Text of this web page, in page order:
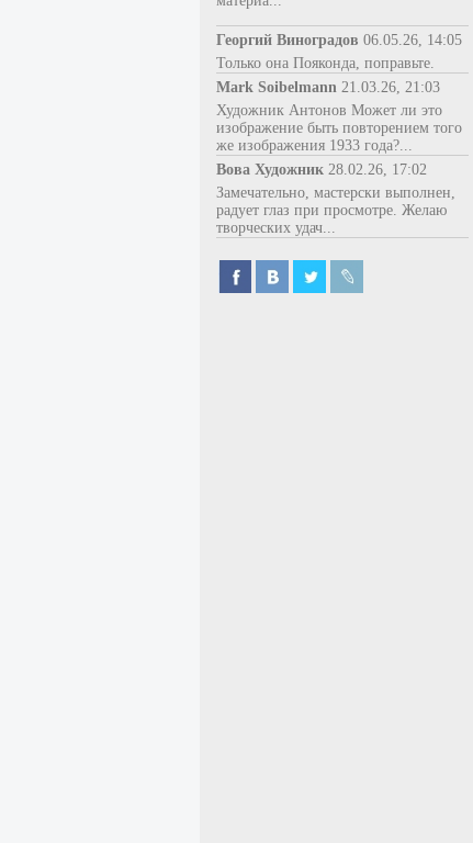
Георгий Виноградов 06.05.26, 14:05
Только она Пояконда, поправьте.
Mark Soibelmann 21.03.26, 21:03
Художник Антонов Может ли это
изображение быть повторением того
же изображения 1933 года?...
Вова Художник 28.02.26, 17:02
Замечательно, мастерски выполнен,
радует глаз при просмотре. Желаю
творческих удач...